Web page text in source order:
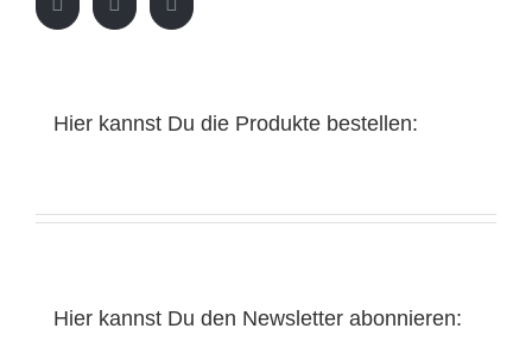
Hier kannst Du die Produkte bestellen:
Hier kannst Du den Newsletter abonnieren: